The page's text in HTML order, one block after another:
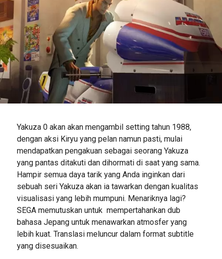
Yakuza 0 akan akan mengambil setting tahun 1988,
dengan aksi Kiryu yang pelan namun pasti, mulai
mendapatkan pengakuan sebagai seorang Yakuza
yang pantas ditakuti dan dihormati di saat yang sama.
Hampir semua daya tarik yang Anda inginkan dari
sebuah seri Yakuza akan ia tawarkan dengan kualitas
visualisasi yang lebih mumpuni. Menariknya lagi?
SEGA memutuskan untuk mempertahankan dub
bahasa Jepang untuk menawarkan atmosfer yang
lebih kuat. Translasi meluncur dalam format subtitle
yang disesuaikan.